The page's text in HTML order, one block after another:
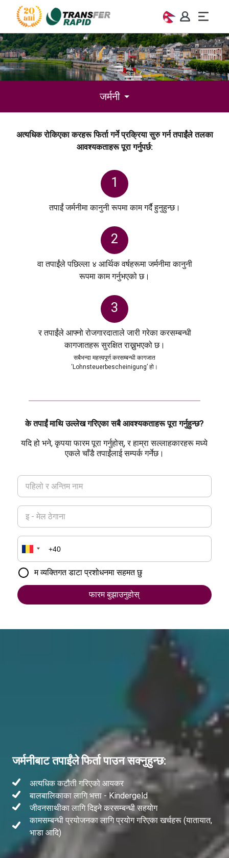
जर्मनी
अत्यधिक रोकिएका करहरू फिर्ता गर्ने प्रक्रिया सुरु गर्न तपाईंले तलका
आवश्यकताहरू पूरा गर्नुपर्छ:
1
तपाईं जर्मनीमा कानुनी रूपमा काम गर्दै हुनुहुन्छ।
2
वा तपाईंले पछिल्ला ४ आर्थिक वर्षहरूमा जर्मनीमा कानुनी
रूपमा काम गर्नुभएको छ।
3
र तपाईंले आफ्नो रोजगारदाताले जारी गरेका करसम्बन्धी
कागजातहरू सुरक्षित राख्नुभएको छ।
सबैभन्दा महत्त्वपूर्ण करसम्बन्धी कागजात
‘Lohnsteuerbescheinigung’ हो।
जर्मनीबाट तपाईंले फिर्ता पाउन सक्नुहुन्छ:
अत्यधिक कटौती गरिएको आयकर
बालबालिकाका लागि भत्ता - Kindergeld
जीवनसाथीका लागि दिइने करसम्बन्धी सहयोग
कामसम्बन्धी प्रयोजनका लागि प्रयोग गरिएका खर्चहरू (यातायात,
भाडा आदि)
के तपाईं माथि उल्लेख गरिएका सबै आवश्यकताहरू पूरा गर्नुहुन्छ?
यदि हो भने, कृपया फारम पूरा गर्नुहोस्, र हाम्रा सल्लाहकारहरू मध्ये
एकले चाँडै तपाईंलाई सम्पर्क गर्नेछ।
म व्यक्तिगत डाटा प्रशोधनमा सहमत छु
फारम बुझाउनुहोस्